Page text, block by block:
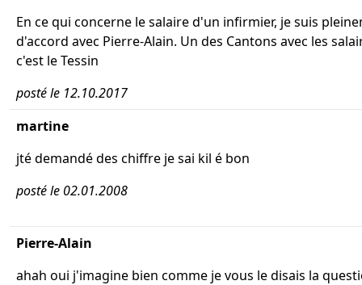
En ce qui concerne le salaire d'un infirmier, je suis
d'accord avec Pierre-Alain. Un des Cantons avec les
c'est le Tessin
posté le 12.10.2017
martine
jté demandé des chiffre je sai kil é bon
posté le 02.01.2008
Pierre-Alain
ahah oui j'imagine bien comme je vous le disais la